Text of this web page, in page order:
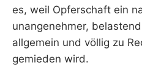
es, weil Opferschaft ein
unangenehmer,
allgemein und völlig zu
gemieden wird.